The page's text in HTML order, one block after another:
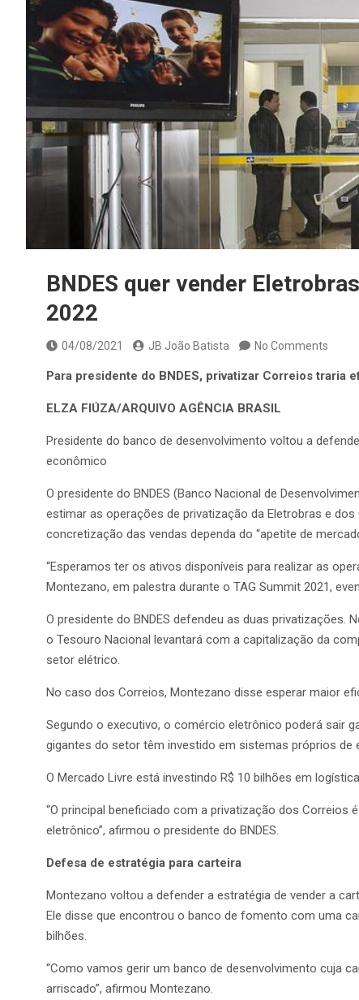
BNDES quer vender
2022
04/08/2021 JB João Batista No Comments
Para presidente do BNDES, privatizar Correios traria
ELZA FIÚZA/ARQUIVO AGÊNCIA BRASIL
Presidente do banco de desenvolvimento voltou a
econômico
O presidente do BNDES (Banco Nacional de
estimar as operações de privatização da Eletrobras e
concretização das vendas dependa do “apetite de
“Esperamos ter os ativos disponíveis para realizar as
Montezano, em palestra durante o TAG Summit 2021,
O presidente do BNDES defendeu as duas
o Tesouro Nacional levantará com a capitalização da
setor elétrico.
No caso dos Correios, Montezano disse esperar maior
Segundo o executivo, o comércio eletrônico poderá sair
gigantes do setor têm investido em sistemas próprios de
O Mercado Livre está investindo R$ 10 bilhões em
“O principal beneficiado com a privatização dos Correios
eletrônico”, afirmou o presidente do BNDES.
Defesa de estratégia para carteira
Montezano voltou a defender a estratégia de vender a
Ele disse que encontrou o banco de fomento com uma
bilhões.
“Como vamos gerir um banco de desenvolvimento cuja
arriscado”, afirmou Montezano.